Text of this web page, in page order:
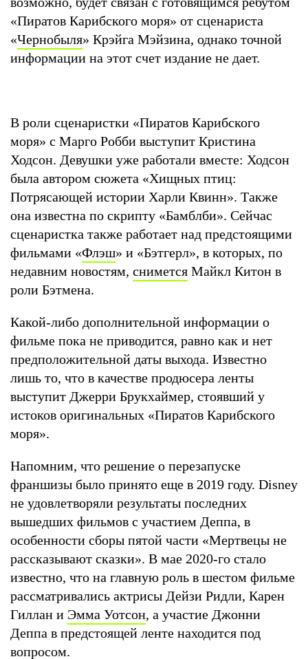
«Пиратов Карибского моря» от сценариста
«Чернобыля» Крэйга Мэйзина, однако точной
информации на этот счет издание не дает.
В роли сценаристки «Пиратов Карибского
моря» с Марго Робби выступит Кристина
Ходсон. Девушки уже работали вместе: Ходсон
была автором сюжета «Хищных птиц:
Потрясающей истории Харли Квинн». Также
она известна по скрипту «Бамблби». Сейчас
сценаристка также работает над предстоящими
фильмами «Флэш» и «Бэтгерл», в которых, по
недавним новостям, снимется Майкл Китон в
роли Бэтмена.
Какой-либо дополнительной информации о
фильме пока не приводится, равно как и нет
предположительной даты выхода. Известно
лишь то, что в качестве продюсера ленты
выступит Джерри Брукхаймер, стоявший у
истоков оригинальных «Пиратов Карибского
моря».
Напомним, что решение о перезапуске
франшизы было принято еще в 2019 году. Disney
не удовлетворяли результаты последних
вышедших фильмов с участием Деппа, в
особенности сборы пятой части «Мертвецы не
рассказывают сказки». В мае 2020-го стало
известно, что на главную роль в шестом фильме
рассматривались актрисы Дейзи Ридли, Карен
Гиллан и Эмма Уотсон, а участие Джонни
Деппа в предстоящей ленте находится под
вопросом.